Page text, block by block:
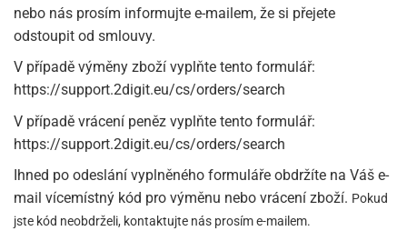
nebo nás prosím informujte e-mailem, že si přejete
odstoupit od smlouvy.
V případě výměny zboží vyplňte tento formulář:
https://support.2digit.eu/cs/orders/search
V případě vrácení peněz vyplňte tento formulář:
https://support.2digit.eu/cs/orders/search
Ihned po odeslání vyplněného formuláře obdržíte na Váš e-
mail vícemístný kód pro výměnu nebo vrácení zboží. Pokud
jste kód neobdrželi, kontaktujte nás prosím e-mailem.